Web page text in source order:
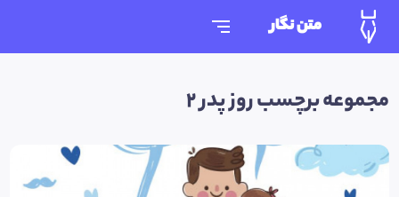
متن نگار
مجموعه برچسب روز پدر 2